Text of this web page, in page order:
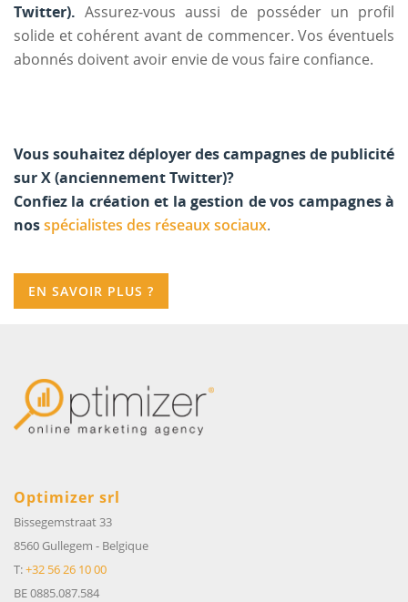
Twitter). Assurez-vous aussi de posséder un profil
solide et cohérent avant de commencer. Vos éventuels
abonnés doivent avoir envie de vous faire confiance.
Vous souhaitez déployer des campagnes de publicité
sur X (anciennement Twitter)?
Confiez la création et la gestion de vos campagnes à
nosspécialistes des réseaux sociaux.
EN SAVOIR PLUS ?
Optimizer srl
Bissegemstraat 33
8560 Gullegem - Belgique
T:+32 56 26 10 00
BE 0885.087.584